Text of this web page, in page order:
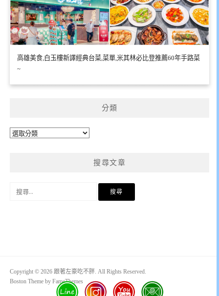
高雄美食,白玉樓新譯經典台菜,菜單,米其林必比登推薦60年手路菜
~
分類
分
搜尋文章
Copyright © 2026 跟著左豪吃不胖. All Rights Reserved.
Boston Theme by FameThemes